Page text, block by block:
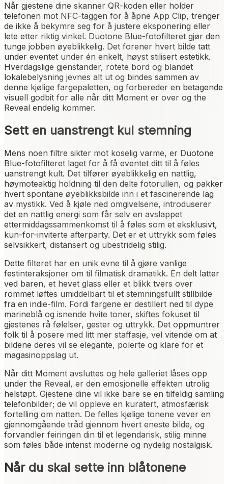
Når gjestene dine skanner QR-koden eller holder
telefonen mot NFC-taggen for å åpne App Clip, trenger
de ikke å bekymre seg for å justere eksponering eller
lete etter riktig vinkel. Duotone Blue-fotofilteret gjør den
tunge jobben øyeblikkelig. Det forener hvert bilde tatt
under eventet under én enkelt, høyst stilisert estetikk.
Hverdagslige gjenstander, rotete bord og blandet
lokalebelysning jevnes alt ut og bindes sammen av
denne kjølige fargepaletten, og forbereder en betagende
visuell godbit for alle når ditt Moment er over og the
Reveal endelig kommer.
Sett en uanstrengt kul stemning
Mens noen filtre sikter mot koselig varme, er Duotone
Blue-fotofilteret laget for å få eventet ditt til å føles
uanstrengt kult. Det tilfører øyeblikkelig en nattlig,
høymoteaktig holdning til den delte fotorullen, og pakker
hvert spontane øyeblikksbilde inn i et fascinerende lag
av mystikk. Ved å kjøle ned omgivelsene, introduserer
det en nattlig energi som får selv en avslappet
ettermiddagssammenkomst til å føles som et eksklusivt,
kun-for-inviterte afterparty. Det er et uttrykk som føles
selvsikkert, distansert og ubestridelig stilig.
Dette filteret har en unik evne til å gjøre vanlige
festinteraksjoner om til filmatisk dramatikk. En delt latter
ved baren, et hevet glass eller et blikk tvers over
rommet løftes umiddelbart til et stemningsfullt stillbilde
fra en indie-film. Fordi fargene er destillert ned til dype
marineblå og isnende hvite toner, skiftes fokuset til
gjestenes rå følelser, gester og uttrykk. Det oppmuntrer
folk til å posere med litt mer staffasje, vel vitende om at
bildene deres vil se elegante, polerte og klare for et
magasinoppslag ut.
Når ditt Moment avsluttes og hele galleriet låses opp
under the Reveal, er den emosjonelle effekten utrolig
helstøpt. Gjestene dine vil ikke bare se en tilfeldig samling
telefonbilder; de vil oppleve en kuratert, atmosfærisk
fortelling om natten. De felles kjølige tonene vever en
gjennomgående tråd gjennom hvert eneste bilde, og
forvandler feiringen din til et legendarisk, stilig minne
som føles både intenst moderne og nydelig nostalgisk.
Når du skal sette inn blåtonene